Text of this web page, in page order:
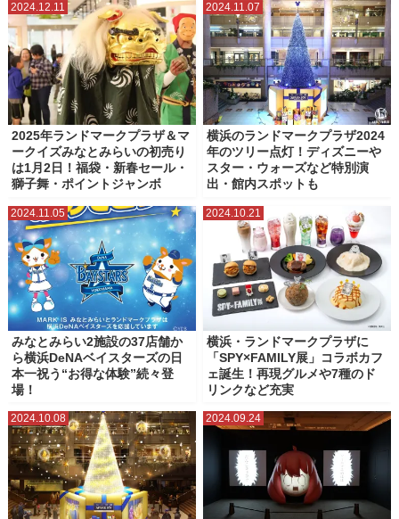
2024.12.11
2025年ランドマークプラザ＆マ
ークイズみなとみらいの初売り
は1月2日！福袋・新春セール・
獅子舞・ポイントジャンボ
2024.11.07
横浜のランドマークプラザ2024
年のツリー点灯！ディズニーや
スター・ウォーズなど特別演
出・館内スポットも
2024.11.05
みなとみらい2施設の37店舗か
ら横浜DeNAベイスターズの日
本一祝う“お得な体験”続々登
場！
2024.10.21
横浜・ランドマークプラザに
「SPY×FAMILY展」コラボカフ
ェ誕生！再現グルメや7種のド
リンクなど充実
2024.10.08 2024.09.24